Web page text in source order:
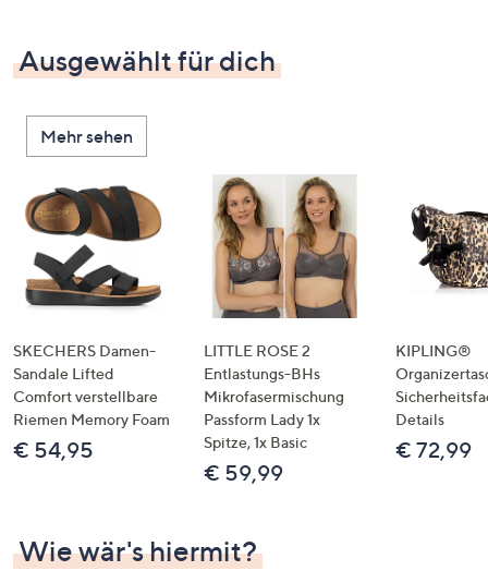
Ausgewählt für dich
Mehr sehen
SKECHERS Damen-
Sandale Lifted
Comfort verstellbare
Riemen Memory Foam
€ 54,95
LITTLE ROSE 2
Entlastungs-BHs
Mikrofasermischung
Passform Lady 1x
Spitze, 1x Basic
€ 59,99
KIPLING®
Details
€ 72,99
Wie wär's hiermit?